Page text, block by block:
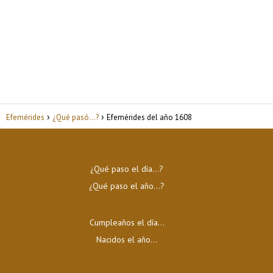
Efemérides ¿Qué pasó...? Efemérides del año 1608
¿Qué paso el día…?
¿Qué paso el año…?
Cumpleaños el día…
Nacidos el año…